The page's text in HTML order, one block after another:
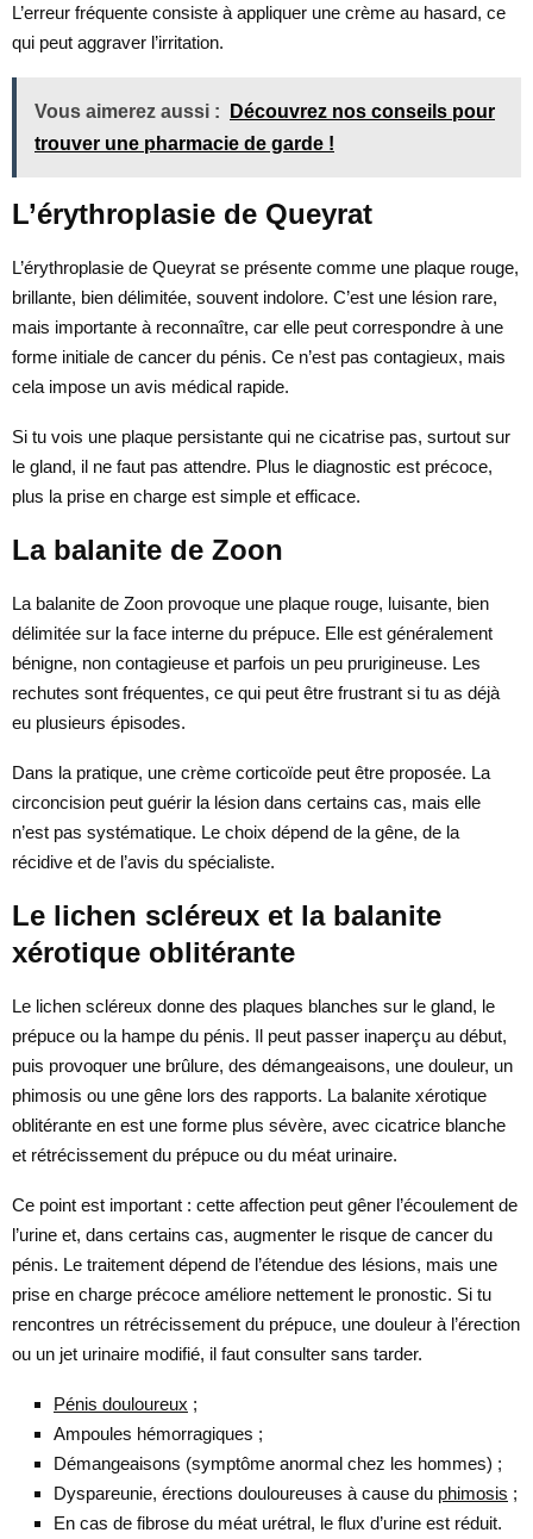
L’erreur fréquente consiste à appliquer une crème au hasard, ce
qui peut aggraver l’irritation.
Vous aimerez aussi :
Découvrez nos conseils pour
trouver une pharmacie de garde !
L’érythroplasie de Queyrat
L’érythroplasie de Queyrat se présente comme une plaque rouge,
brillante, bien délimitée, souvent indolore. C’est une lésion rare,
mais importante à reconnaître, car elle peut correspondre à une
forme initiale de cancer du pénis. Ce n’est pas contagieux, mais
cela impose un avis médical rapide.
Si tu vois une plaque persistante qui ne cicatrise pas, surtout sur
le gland, il ne faut pas attendre. Plus le diagnostic est précoce,
plus la prise en charge est simple et efficace.
La balanite de Zoon
La balanite de Zoon provoque une plaque rouge, luisante, bien
délimitée sur la face interne du prépuce. Elle est généralement
bénigne, non contagieuse et parfois un peu prurigineuse. Les
rechutes sont fréquentes, ce qui peut être frustrant si tu as déjà
eu plusieurs épisodes.
Dans la pratique, une crème corticoïde peut être proposée. La
circoncision peut guérir la lésion dans certains cas, mais elle
n’est pas systématique. Le choix dépend de la gêne, de la
récidive et de l’avis du spécialiste.
Le lichen scléreux et la balanite
xérotique oblitérante
Le lichen scléreux donne des plaques blanches sur le gland, le
prépuce ou la hampe du pénis. Il peut passer inaperçu au début,
puis provoquer une brûlure, des démangeaisons, une douleur, un
phimosis ou une gêne lors des rapports. La balanite xérotique
oblitérante en est une forme plus sévère, avec cicatrice blanche
et rétrécissement du prépuce ou du méat urinaire.
Ce point est important : cette affection peut gêner l’écoulement de
l’urine et, dans certains cas, augmenter le risque de cancer du
pénis. Le traitement dépend de l’étendue des lésions, mais une
prise en charge précoce améliore nettement le pronostic. Si tu
rencontres un rétrécissement du prépuce, une douleur à l’érection
ou un jet urinaire modifié, il faut consulter sans tarder.
Pénis douloureux ;
Ampoules hémorragiques ;
Démangeaisons (symptôme anormal chez les hommes) ;
Dyspareunie, érections douloureuses à cause du phimosis ;
En cas de fibrose du méat urétral, le flux d’urine est réduit.